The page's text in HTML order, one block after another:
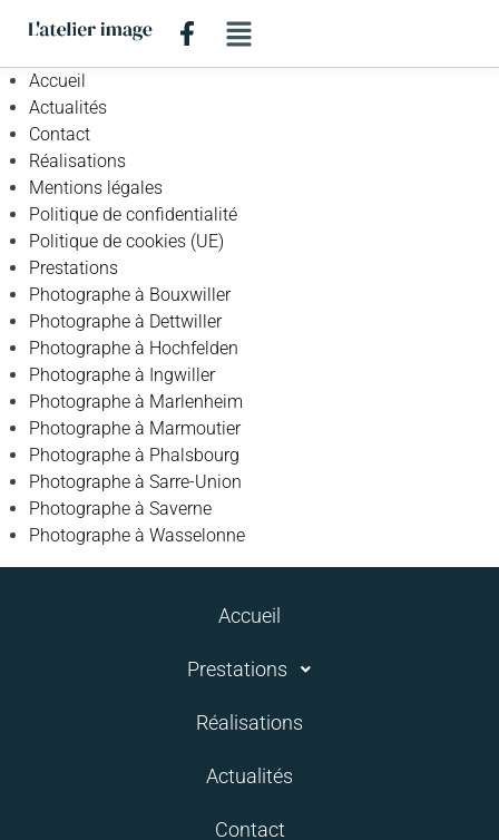
Accueil
Actualités
Contact
Réalisations
Mentions légales
Politique de confidentialité
Politique de cookies (UE)
Prestations
Photographe à Bouxwiller
Photographe à Dettwiller
Photographe à Hochfelden
Photographe à Ingwiller
Photographe à Marlenheim
Photographe à Marmoutier
Photographe à Phalsbourg
Photographe à Sarre-Union
Photographe à Saverne
Photographe à Wasselonne
Accueil
Prestations
Réalisations
Actualités
Contact